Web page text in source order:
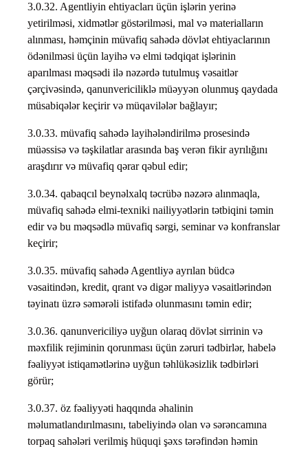
3.0.32. Agentliyin ehtiyacları üçün işlərin yerinə
yetirilməsi, xidmətlər göstərilməsi, mal və materialların
alınması, həmçinin müvafiq sahədə dövlət ehtiyaclarının
ödənilməsi üçün layihə və elmi tədqiqat işlərinin
aparılması məqsədi ilə nəzərdə tutulmuş vəsaitlər
çərçivəsində, qanunvericiliklə müəyyən olunmuş qaydada
müsabiqələr keçirir və müqavilələr bağlayır;
3.0.33. müvafiq sahədə layihələndirilmə prosesində
müəssisə və təşkilatlar arasında baş verən fikir ayrılığını
araşdırır və müvafiq qərar qəbul edir;
3.0.34. qabaqcıl beynəlxalq təcrübə nəzərə alınmaqla,
müvafiq sahədə elmi-texniki nailiyyətlərin tətbiqini təmin
edir və bu məqsədlə müvafiq sərgi, seminar və konfranslar
keçirir;
3.0.35. müvafiq sahədə Agentliyə ayrılan büdcə
vəsaitindən, kredit, qrant və digər maliyyə vəsaitlərindən
təyinatı üzrə səmərəli istifadə olunmasını təmin edir;
3.0.36. qanunvericiliyə uyğun olaraq dövlət sirrinin və
məxfilik rejiminin qorunması üçün zəruri tədbirlər, habelə
fəaliyyət istiqamətlərinə uyğun təhlükəsizlik tədbirləri
görür;
3.0.37. öz fəaliyyəti haqqında əhalinin
məlumatlandırılmasını, tabeliyində olan və sərəncamına
torpaq sahələri verilmiş hüquqi şəxs tərəfindən həmin